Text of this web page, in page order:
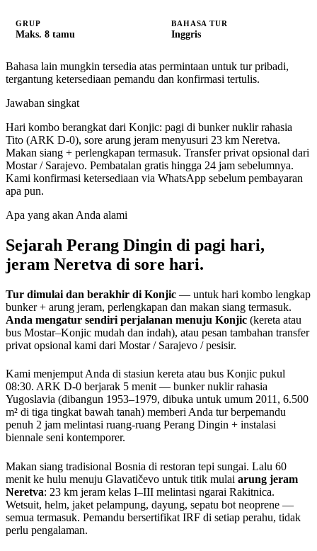
GRUP
Maks. 8 tamu
BAHASA TUR
Inggris
Bahasa lain mungkin tersedia atas permintaan untuk tur pribadi,
tergantung ketersediaan pemandu dan konfirmasi tertulis.
Jawaban singkat
Hari kombo berangkat dari Konjic: pagi di bunker nuklir rahasia
Tito (ARK D-0), sore arung jeram menyusuri 23 km Neretva.
Makan siang + perlengkapan termasuk. Transfer privat opsional dari
Mostar / Sarajevo. Pembatalan gratis hingga 24 jam sebelumnya.
Kami konfirmasi ketersediaan via WhatsApp sebelum pembayaran
apa pun.
Apa yang akan Anda alami
Sejarah Perang Dingin di pagi hari,
jeram Neretva di sore hari.
Tur dimulai dan berakhir di Konjic — untuk hari kombo lengkap
bunker + arung jeram, perlengkapan dan makan siang termasuk.
Anda mengatur sendiri perjalanan menuju Konjic (kereta atau
bus Mostar–Konjic mudah dan indah), atau pesan tambahan transfer
privat opsional kami dari Mostar / Sarajevo / pesisir.
Kami menjemput Anda di stasiun kereta atau bus Konjic pukul
08:30. ARK D-0 berjarak 5 menit — bunker nuklir rahasia
Yugoslavia (dibangun 1953–1979, dibuka untuk umum 2011, 6.500
m² di tiga tingkat bawah tanah) memberi Anda tur berpemandu
penuh 2 jam melintasi ruang-ruang Perang Dingin + instalasi
biennale seni kontemporer.
Makan siang tradisional Bosnia di restoran tepi sungai. Lalu 60
menit ke hulu menuju Glavatičevo untuk titik mulai arung jeram
Neretva: 23 km jeram kelas I–III melintasi ngarai Rakitnica.
Wetsuit, helm, jaket pelampung, dayung, sepatu bot neoprene —
semua termasuk. Pemandu bersertifikat IRF di setiap perahu, tidak
perlu pengalaman.